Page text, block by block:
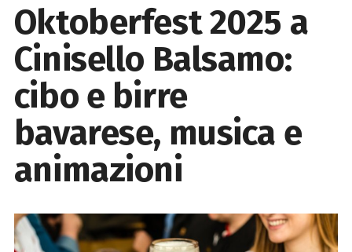
Oktoberfest 2025 a
Cinisello Balsamo:
cibo e birre
bavarese, musica e
animazioni